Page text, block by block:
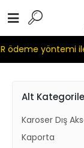
ödeme yöntemi
Alt
Karoser Dış
Kaporta